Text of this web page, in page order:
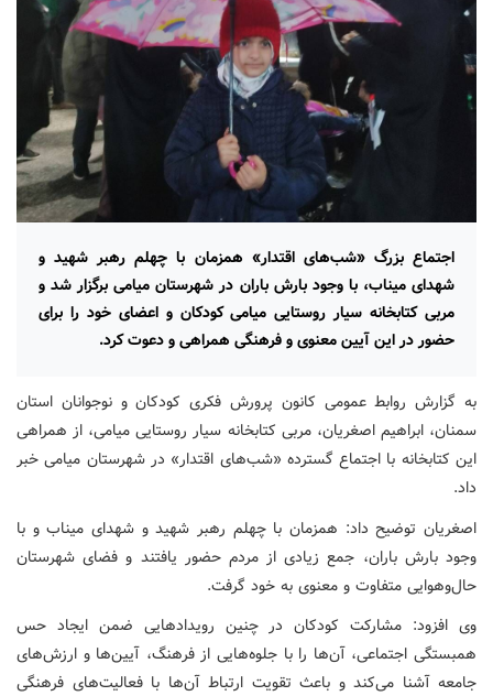
اجتماع بزرگ «شب‌های اقتدار» همزمان با چهلم رهبر شهید و
شهدای میناب، با وجود بارش باران در شهرستان میامی برگزار شد و
مربی کتابخانه سیار روستایی میامی کودکان و اعضای خود را برای
حضور در این آیین معنوی و فرهنگی همراهی و دعوت کرد.
به گزارش روابط عمومی کانون پرورش فکری کودکان و نوجوانان استان
سمنان، ابراهیم اصغریان، مربی کتابخانه سیار روستایی میامی، از همراهی
این کتابخانه با اجتماع گسترده «شب‌های اقتدار» در شهرستان میامی خبر
داد.
اصغریان توضیح داد: همزمان با چهلم رهبر شهید و شهدای میناب و با
وجود بارش باران، جمع زیادی از مردم حضور یافتند و فضای شهرستان
حال‌وهوایی متفاوت و معنوی به خود گرفت.
وی افزود: مشارکت کودکان در چنین رویدادهایی ضمن ایجاد حس
همبستگی اجتماعی، آن‌ها را با جلوه‌هایی از فرهنگ، آیین‌ها و ارزش‌های
جامعه آشنا می‌کند و باعث تقویت ارتباط آن‌ها با فعالیت‌های فرهنگی